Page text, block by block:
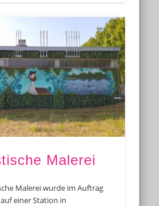
Malerei
Malerei wurde im Auftrag
einer Station in